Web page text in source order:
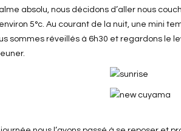
absolu, nous décidons d’aller nous
5°c. Au courant de la nuit, une mini
sommes réveillés à 6h30 et regardons le